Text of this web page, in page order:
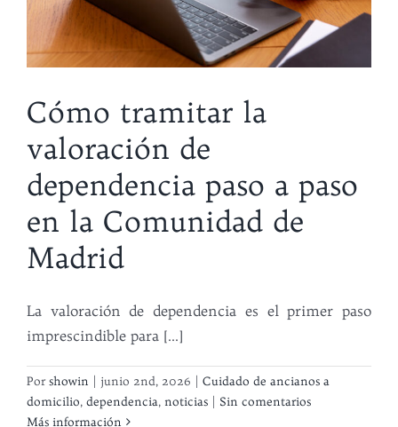
Cómo tramitar la
valoración de
dependencia paso a paso
en la Comunidad de
Madrid
La valoración de dependencia es el primer paso
imprescindible para [...]
Porshowin junio 2nd, 2026
Cuidado de ancianos a
domicilio, dependencia, noticias
Sin comentarios
Más información